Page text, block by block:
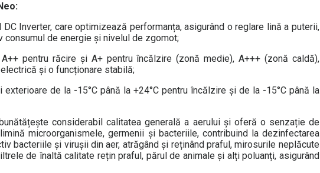
Inverter, care optimizează performanța, asigurând o reglare lină a puterii,
de energie și nivelul de zgomot;
pentru răcire și A+ pentru încălzire (zonă medie), A+++ (zonă caldă),
și o funcționare stabilă;
de la -15°C până la +24°C pentru încălzire și de la -15°C până la
considerabil calitatea generală a aerului și oferă o senzație de
microorganismele, germenii și bacteriile, contribuind la dezinfectarea
bacteriile și virușii din aer, atrăgând și reținând praful, mirosurile neplăcute
de înaltă calitate rețin praful, părul de animale și alți poluanți, asigurând